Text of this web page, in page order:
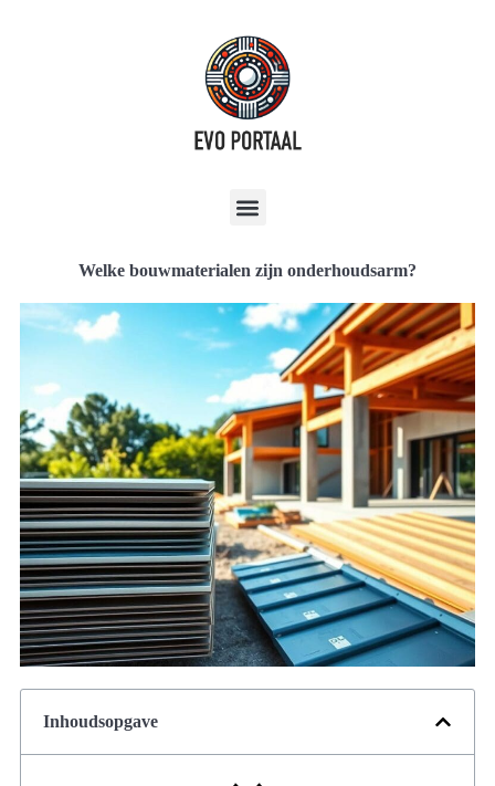
Welke bouwmaterialen zijn onderhoudsarm?
Inhoudsopgave